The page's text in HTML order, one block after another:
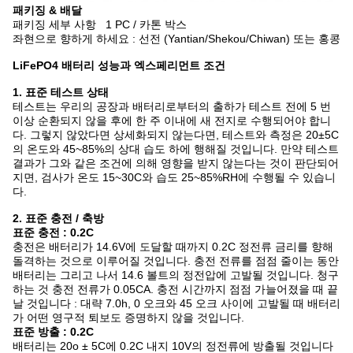
패키징 & 배달
패키징 세부 사항 1 PC / 카톤 박스
좌현으로 향하게 하세요 : 선전 (Yantian/Shekou/Chiwan) 또는 홍콩
LiFePO4 배터리 성능과 엑스페리먼트 조건
1. 표준 테스트 상태
테스트는 우리의 공장과 배터리로부터의 출하가 테스트 전에 5 번
이상 순환되지 않을 후에 한 주 이내에 새 전지로 수행되어야 합니
다. 그렇지 않았다면 상세화되지 않는다면, 테스트와 측정은 20±5C
의 온도와 45~85%의 상대 습도 하에 행해질 것입니다. 만약 테스트
결과가 그와 같은 조건에 의해 영향을 받지 않는다는 것이 판단되어
지면, 검사가 온도 15~30C와 습도 25~85%RH에 수행될 수 있습니
다.
2. 표준 충전 / 축방
표준 충전 : 0.2C
충전은 배터리가 14.6V에 도달할 때까지 0.2C 정전류 금리를 향해
돌격하는 것으로 이루어질 것입니다. 충전 전류를 점점 줄이는 동안
배터리는 그리고 나서 14.6 볼트의 정전압에 고발될 것입니다. 청구
하는 것 충전 전류가 0.05CA. 충전 시간까지 점점 가늘어졌을 때 끝
날 것입니다 : 대략 7.0h, 0 오크와 45 오크 사이에 고발될 때 배터리
가 어떤 영구적 퇴보도 증명하지 않을 것입니다.
표준 방출 : 0.2C
배터리는 20o ± 5C에 0.2C 내지 10V의 정전류에 방출될 것입니다